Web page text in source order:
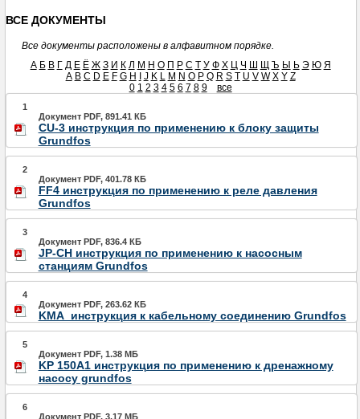
ВСЕ ДОКУМЕНТЫ
Все документы расположены в алфавитном порядке.
А Б В Г Д Е Ё Ж З И К Л М Н О П Р С Т У Ф Х Ц Ч Ш Щ Ъ Ы Ь Э Ю Я
A B C D E F G H J K L M N O P Q R S T U V W X Y Z
0 1 2 3 4 5 6 7 8 9 все
1
Документ PDF, 891.41 КБ
CU-3 инструкция по применению к блоку защиты
Grundfos
2
Документ PDF, 401.78 КБ
FF4 инструкция по применению к реле давления
Grundfos
3
Документ PDF, 836.4 КБ
JP-CH инструкция по применению к насосным
станциям Grundfos
4
Документ PDF, 263.62 КБ
KMA_инструкция к кабельному соединению Grundfos
5
Документ PDF, 1.38 МБ
KP 150A1 инструкция по применению к дренажному
насосу grundfos
6
Документ PDF, 3.17 МБ